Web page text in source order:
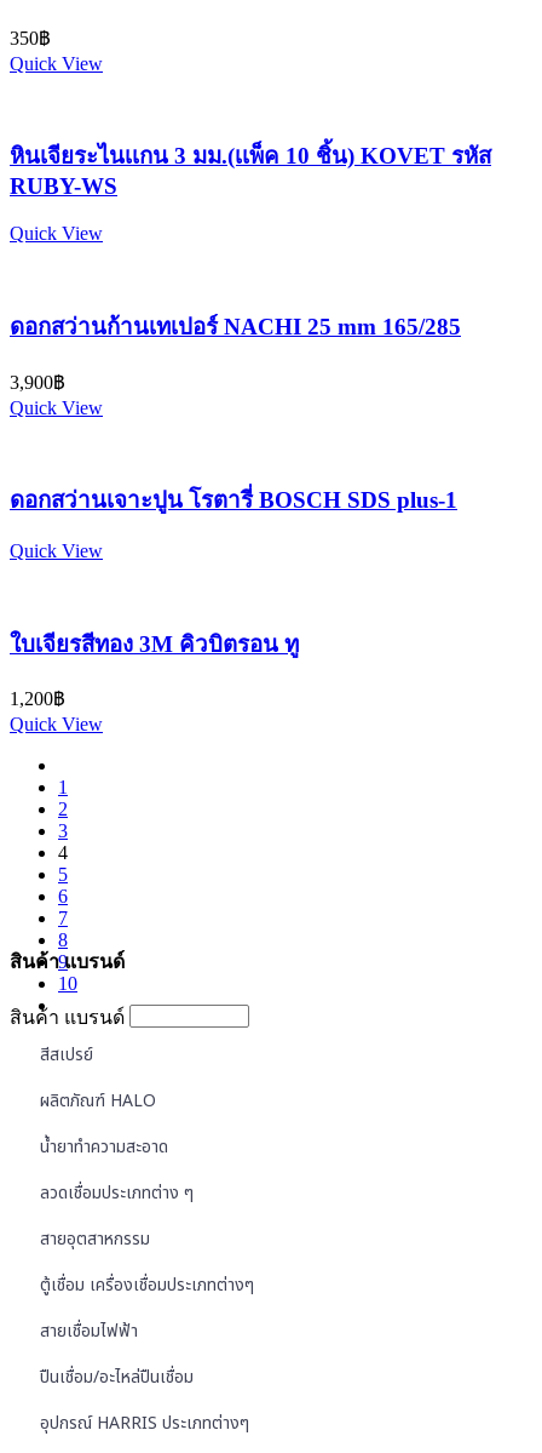
350฿
Quick View
หินเจียระไนเเกน 3 มม.(เเพ็ค 10 ชิ้น) KOVET รหัส
RUBY-WS
Quick View
ดอกสว่านก้านเทเปอร์ NACHI 25 mm 165/285
3,900฿
Quick View
ดอกสว่านเจาะปูน โรตารี่ BOSCH SDS plus-1
Quick View
ใบเจียรสีทอง 3M คิวบิตรอน ทู
1,200฿
Quick View
1
2
3
4
5
6
7
8
9
10
สินค้า แบรนด์
สินค้า แบรนด์
สีสเปรย์
ผลิตภัณฑ์ HALO
น้ำยาทำความสะอาด
ลวดเชื่อมประเภทต่าง ๆ
สายอุตสาหกรรม
ตู้เชื่อม เครื่องเชื่อมประเภทต่างๆ
สายเชื่อมไฟฟ้า
ปืนเชื่อม/อะไหล่ปืนเชื่อม
อุปกรณ์ HARRIS ประเภทต่างๆ